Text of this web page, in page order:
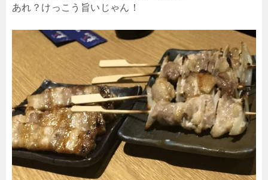
あれ？けっこう旨いじゃん！